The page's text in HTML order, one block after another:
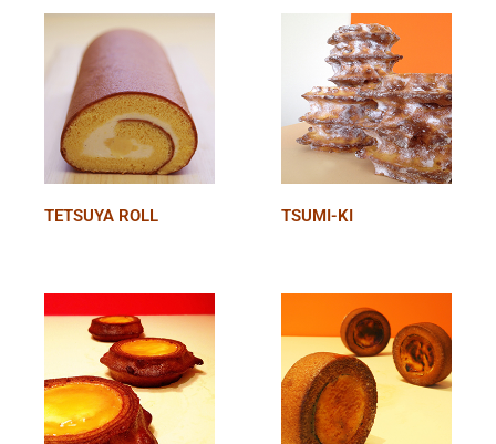
TETSUYA ROLL TSUMI-KI